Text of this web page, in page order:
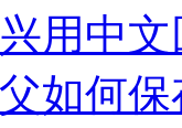
用中
如何